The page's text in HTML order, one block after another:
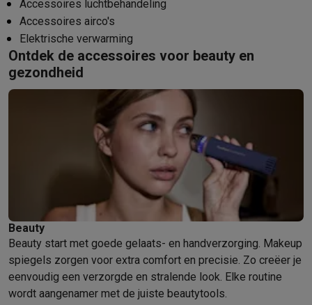
Accessoires luchtbehandeling
Accessoires airco's
Elektrische verwarming
Ontdek de accessoires voor beauty en
gezondheid
Beauty
Beauty start met goede gelaats- en handverzorging. Makeup
spiegels zorgen voor extra comfort en precisie. Zo creëer je
eenvoudig een verzorgde en stralende look. Elke routine
wordt aangenamer met de juiste beautytools.